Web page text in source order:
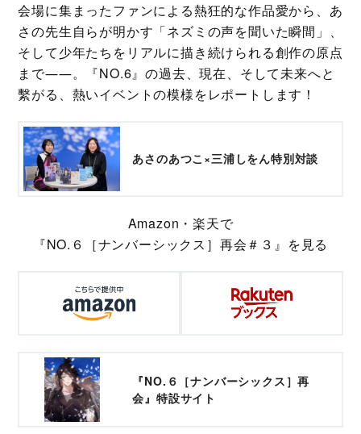
会場に集まったファンによる熱狂的な作品愛から、あ
さの先生自らが明かす「ネズミの声を聞いた瞬間」、
そして少年たちをリアルに描き続けられる創作の原点
まで――。『NO.6』の過去、現在、そして未来へと
繫がる、熱いイベントの模様をレポートします！
あさのあつこ×三浦しをん特別対談
Amazon・楽天で
『NO.６［ナンバーシックス］再会＃３』を見る
『NO.６［ナンバーシックス］再
会』特設サイト